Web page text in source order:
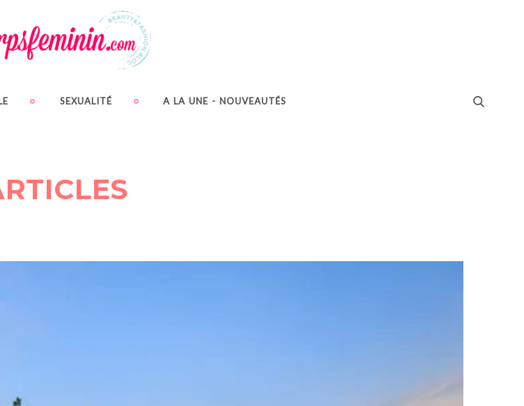
SEXUALITÉ A LA UNE - NOUVEAUTÉS